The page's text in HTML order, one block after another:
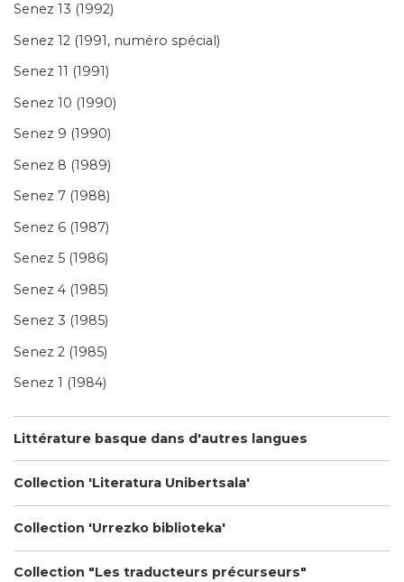
Senez 13 (1992)
Senez 12 (1991, numéro spécial)
Senez 11 (1991)
Senez 10 (1990)
Senez 9 (1990)
Senez 8 (1989)
Senez 7 (1988)
Senez 6 (1987)
Senez 5 (1986)
Senez 4 (1985)
Senez 3 (1985)
Senez 2 (1985)
Senez 1 (1984)
Littérature basque dans d'autres langues
Collection 'Literatura Unibertsala'
Collection 'Urrezko biblioteka'
Collection "Les traducteurs précurseurs"